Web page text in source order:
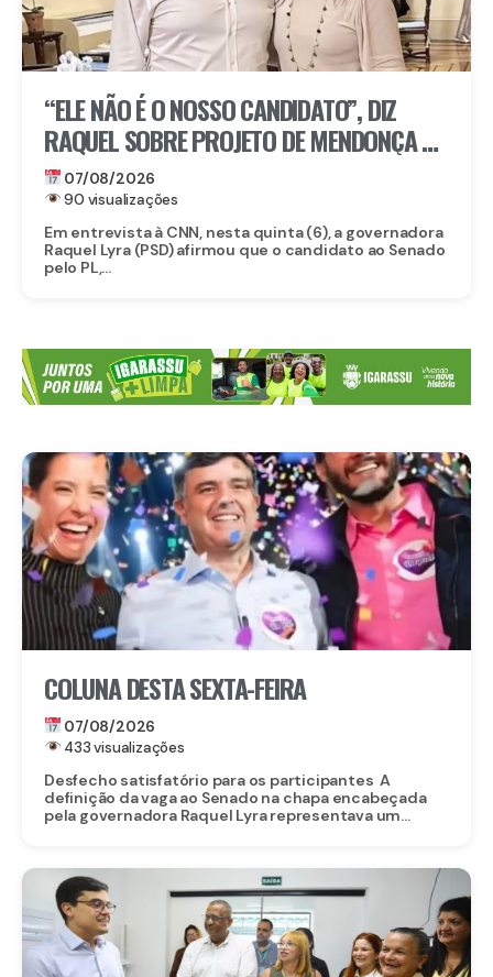
“ELE NÃO É O NOSSO CANDIDATO”, DIZ
RAQUEL SOBRE PROJETO DE MENDONÇA AO
SENADO
07/08/2026
90 visualizações
Em entrevista à CNN, nesta quinta (6), a governadora
Raquel Lyra (PSD) afirmou que o candidato ao Senado
pelo PL,...
COLUNA DESTA SEXTA-FEIRA
07/08/2026
433 visualizações
Desfecho satisfatório para os participantes A
definição da vaga ao Senado na chapa encabeçada
pela governadora Raquel Lyra representava um...